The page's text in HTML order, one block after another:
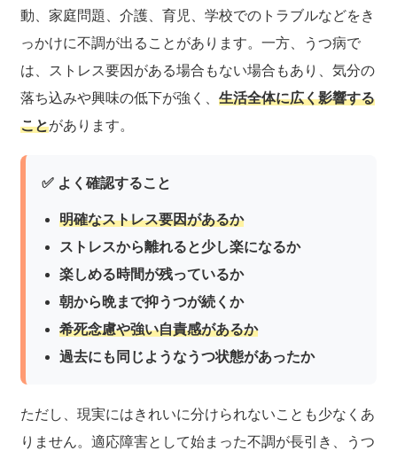
動、家庭問題、介護、育児、学校でのトラブルなどをき
っかけに不調が出ることがあります。一方、うつ病で
は、ストレス要因がある場合もない場合もあり、気分の
落ち込みや興味の低下が強く、生活全体に広く影響する
ことがあります。
✅ よく確認すること
明確なストレス要因があるか
ストレスから離れると少し楽になるか
楽しめる時間が残っているか
朝から晩まで抑うつが続くか
希死念慮や強い自責感があるか
過去にも同じようなうつ状態があったか
ただし、現実にはきれいに分けられないことも少なくあ
りません。適応障害として始まった不調が長引き、うつ